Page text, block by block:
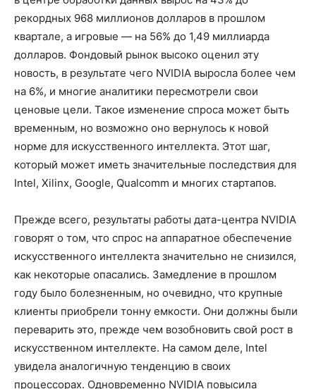
рекордных 968 миллионов долларов в прошлом
квартале, а игровые — на 56% до 1,49 миллиарда
долларов. Фондовый рынок высоко оценил эту
новость, в результате чего NVIDIA выросла более чем
на 6%, и многие аналитики пересмотрели свои
ценовые цели. Такое изменение спроса может быть
временным, но возможно оно вернулось к новой
норме для искусственного интеллекта. Этот шаг,
который может иметь значительные последствия для
Intel, Xilinx, Google, Qualcomm и многих стартапов.
Прежде всего, результаты работы дата-центра NVIDIA
говорят о том, что спрос на аппаратное обеспечение
искусственного интеллекта значительно не снизился,
как некоторые опасались. Замедление в прошлом
году было болезненным, но очевидно, что крупные
клиенты приобрели тонну емкости. Они должны были
переварить это, прежде чем возобновить свой рост в
искусственном интеллекте. На самом деле, Intel
увидела аналогичную тенденцию в своих
процессорах. Одновременно NVIDIA повысила